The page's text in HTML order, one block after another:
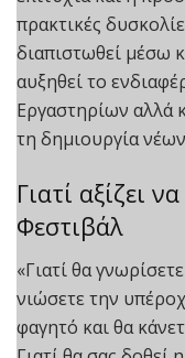
πρακτικές
διαπιστωθεί μέσω
αυξηθεί το
Εργαστηρίων αλλά
τη δημιουργία
Γιατί αξίζει
Φεστιβάλ
«Γιατί θα
νιώσετε την
φαγητό και θα